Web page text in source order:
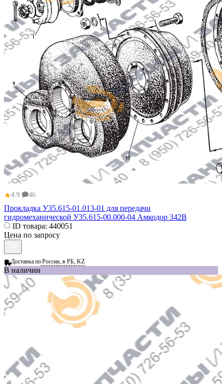
★4.9 46
Прокладка У35.615-01.013-01 для передачи
гидромеханической У35.615-00.000-04 Амкодор 342В
ID товара: 440051
Цена по запросу
Доставка поРоссии, в РБ, KZ
В наличии